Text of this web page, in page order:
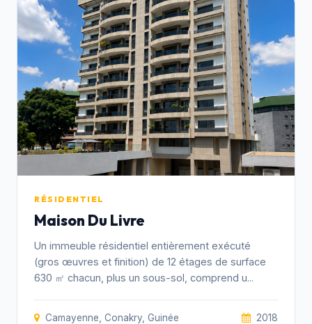
RÉSIDENTIEL
Maison Du Livre
Un immeuble résidentiel entièrement exécuté
(gros œuvres et finition) de 12 étages de surface
630 ㎡ chacun, plus un sous-sol, comprend u...
Camayenne, Conakry, Guinée 2018